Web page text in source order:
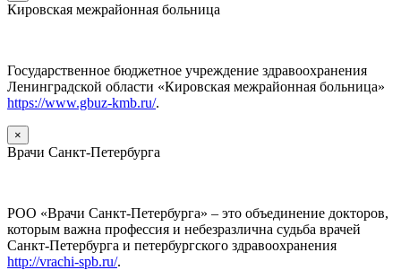
Кировская межрайонная больница
Государственное бюджетное учреждение здравоохранения
Ленинградской области «Кировская межрайонная больница»
https://www.gbuz-kmb.ru/.
×
Врачи Санкт-Петербурга
РОО «Врачи Санкт-Петербурга» – это объединение докторов,
которым важна профессия и небезразлична судьба врачей
Санкт-Петербурга и петербургского здравоохранения
http://vrachi-spb.ru/.